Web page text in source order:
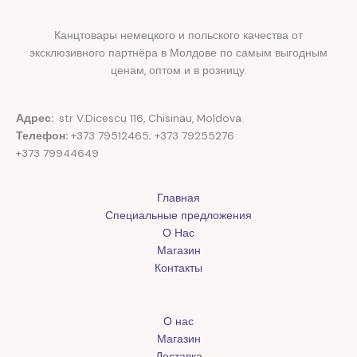
Канцтовары немецкого и польского качества от
эксклюзивного партнёра в Молдове по самым выгодным
ценам, оптом и в розницу.
Адрес: str V.Dicescu 116, Chisinau, Moldova.
Телефон: +373 79512465; +373 79255276
+373 79944649
Главная
Специальные предложения
О Нас
Магазин
Контакты
О нас
Магазин